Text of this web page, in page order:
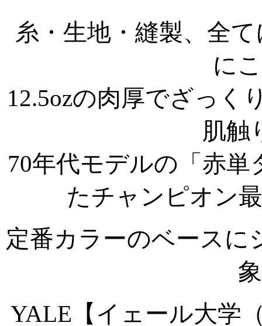
糸・生地・縫製、全
に
12.5ozの肉厚でざっく
肌触
70年代モデルの「赤
たチャンピオン
定番カラーのベースに
YALE【イェール大学